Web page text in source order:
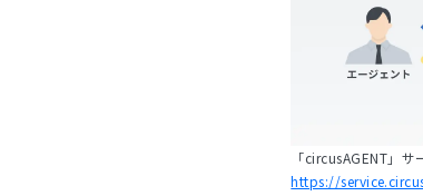
「circusAGENT」サ
https://